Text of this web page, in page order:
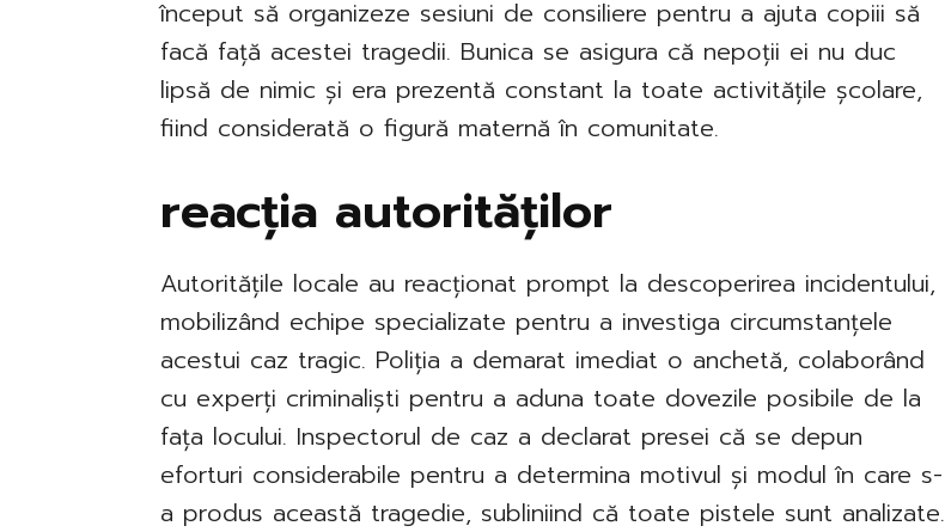
început să organizeze sesiuni de consiliere pentru a ajuta copiii să
facă față acestei tragedii. Bunica se asigura că nepoții ei nu duc
lipsă de nimic și era prezentă constant la toate activitățile școlare,
fiind considerată o figură maternă în comunitate.
reacția autorităților
Autoritățile locale au reacționat prompt la descoperirea incidentului,
mobilizând echipe specializate pentru a investiga circumstanțele
acestui caz tragic. Poliția a demarat imediat o anchetă, colaborând
cu experți criminaliști pentru a aduna toate dovezile posibile de la
fața locului. Inspectorul de caz a declarat presei că se depun
eforturi considerabile pentru a determina motivul și modul în care s-
a produs această tragedie, subliniind că toate pistele sunt analizate.